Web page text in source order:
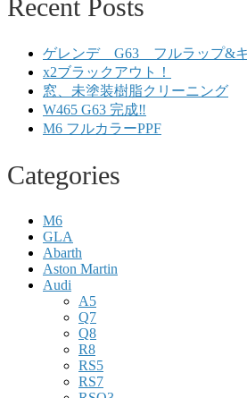
Recent Posts
ゲレンデ G63 フルラップ&キ
x2ブラックアウト！
窓、未塗装樹脂クリーニング
W465 G63 完成‼️
M6 フルカラーPPF
Categories
M6
GLA
Abarth
Aston Martin
Audi
A5
Q7
Q8
R8
RS5
RS7